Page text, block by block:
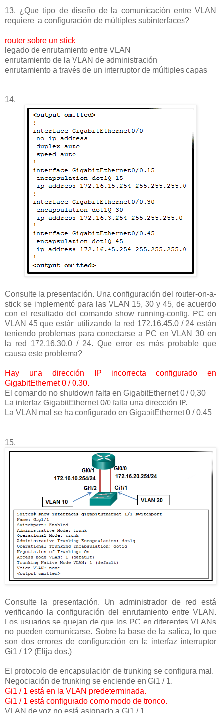
13. ¿Qué tipo de diseño de la comunicación entre VLAN
requiere la configuración de múltiples subinterfaces?
router sobre un stick
legado de enrutamiento entre VLAN
enrutamiento de la VLAN de administración
enrutamiento a través de un interruptor de múltiples capas
14.
Consulte la presentación. Una configuración del router-on-a-
stick se implementó para las VLAN 15, 30 y 45, de acuerdo
con el resultado del comando show running-config. PC en
VLAN 45 que están utilizando la red 172.16.45.0 / 24 están
teniendo problemas para conectarse a PC en VLAN 30 en
la red 172.16.30.0 / 24. Qué error es más probable que
causa este problema?
Hay una dirección IP incorrecta configurado en
GigabitEthernet 0 / 0.30.
El comando no shutdown falta en GigabitEthernet 0 / 0,30
La interfaz GigabitEthernet 0/0 falta una dirección IP.
La VLAN mal se ha configurado en GigabitEthernet 0 / 0,45
15.
Consulte la presentación. Un administrador de red está
verificando la configuración del enrutamiento entre VLAN.
Los usuarios se quejan de que los PC en diferentes VLANs
no pueden comunicarse. Sobre la base de la salida, lo que
son dos errores de configuración en la interfaz interruptor
Gi1 / 1? (Elija dos.)
El protocolo de encapsulación de trunking se configura mal.
Negociación de trunking se enciende en Gi1 / 1.
Gi1 / 1 está en la VLAN predeterminada.
Gi1 / 1 está configurado como modo de tronco.
VLAN de voz no está asignado a Gi1 / 1.